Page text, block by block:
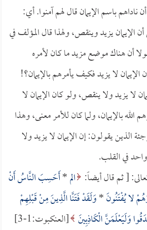
ناداهم باسم الإيمان قال لهم آمنوا. أي:
أن الإيمان يزيد وينقص، ولهذا قال المؤلف في
أن هناك موضع مزيد ما كان لأمره
الإيمان لا يزيد فكيف يأمرهم بالإيمان؟!
لا يزيد ولا ينقص، ولو كان الإيمان لا
الله بالإيمان، ولما كان للأمر معنى، وهذا
الذين يقولون: إن الإيمان لا يزيد ولا
في القلب.
[ ثم قال أيضاً: الم*أَحَسِبَ النَّاسُ أَنْ
لا يُفْتَنُونَ*وَلَقَدْ فَتَنَّا الَّذِينَ مِنْ قَبْلِهِمْ
وَلَيَعْلَمَنَّ الْكَاذِبِينَ
[العنكبوت:1-3]